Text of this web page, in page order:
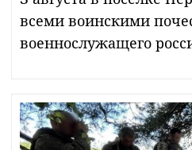
всеми воинскими
военнослужащего